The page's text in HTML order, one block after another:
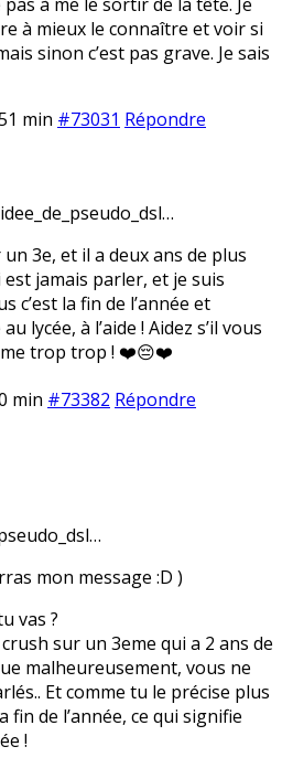
à mieux le connaître et voir si
sinon c’est pas grave. Je sais
min #73031 Répondre
3e, et il a deux ans de plus
jamais parler, et je suis
c’est la fin de l’année et
lycée, à l’aide ! Aidez s’il vous
trop trop ! ❤️😔❤️
min #73382 Répondre
mon message :D )
vas ?
sur un 3eme qui a 2 ans de
malheureusement, vous ne
Et comme tu le précise plus
fin de l’année, ce qui signifie
!